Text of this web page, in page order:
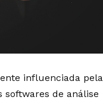
influenciada pela
de análise